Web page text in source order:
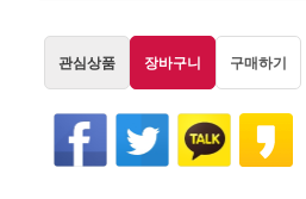
관심상품 장바구니 구매하기